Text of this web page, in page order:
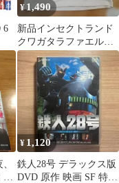
6
¥1,490
新品インセクトランド
クワガタラファエルT
シャツアランチヲネオ
ーガニック120
¥ 1,120
鉄人28号 デラックス版
DVD 原作 映画 SF 特撮